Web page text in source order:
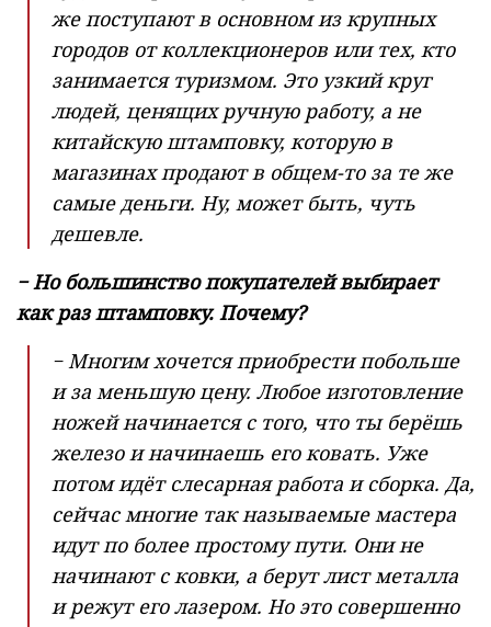
же поступают в основном из крупных
городов от коллекционеров или тех, кто
занимается туризмом. Это узкий круг
людей, ценящих ручную работу, а не
китайскую штамповку, которую в
магазинах продают в общем-то за те же
самые деньги. Ну, может быть, чуть
дешевле.
− Но большинство покупателей выбирает
как раз штамповку. Почему?
− Многим хочется приобрести побольше
и за меньшую цену. Любое изготовление
ножей начинается с того, что ты берёшь
железо и начинаешь его ковать. Уже
потом идёт слесарная работа и сборка. Да,
сейчас многие так называемые мастера
идут по более простому пути. Они не
начинают с ковки, а берут лист металла
и режут его лазером. Но это совершенно